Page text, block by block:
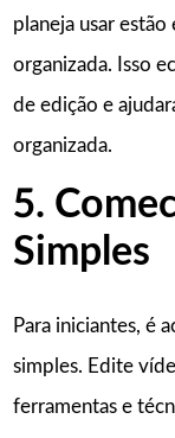
planeja usar estão
organizada. Isso
de edição e
organizada.
5.
Simples
Para iniciantes, é
simples. Edite
ferramentas e